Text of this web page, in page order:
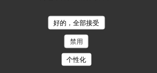
好的，全部接受
禁用
个性化
质价比: 4/5